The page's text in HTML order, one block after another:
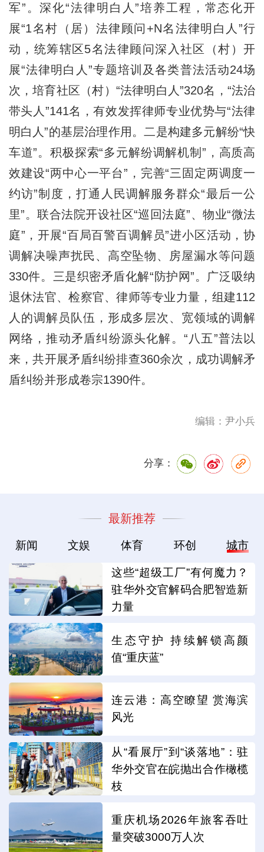
军”。深化“法律明白人”培养工程，常态化开
展“1名村（居）法律顾问+N名法律明白人”行
动，统筹辖区5名法律顾问深入社区（村）开
展“法律明白人”专题培训及各类普法活动24场
次，培育社区（村）“法律明白人”320名，“法治
带头人”141名，有效发挥律师专业优势与“法律
明白人”的基层治理作用。二是构建多元解纷“快
车道”。积极探索“多元解纷调解机制”，高质高
效建设“两中心一平台”，完善“三固定两调度一
约访”制度，打通人民调解服务群众“最后一公
里”。联合法院开设社区“巡回法庭”、物业“微法
庭”，开展“百局百警百调解员”进小区活动，协
调解决噪声扰民、高空坠物、房屋漏水等问题
330件。三是织密矛盾化解“防护网”。广泛吸纳
退休法官、检察官、律师等专业力量，组建112
人的调解员队伍，形成多层次、宽领域的调解
网络，推动矛盾纠纷源头化解。“八五”普法以
来，共开展矛盾纠纷排查360余次，成功调解矛
盾纠纷并形成卷宗1390件。
编辑：尹小兵
分享：
最新推荐
新闻 文娱 体育 环创 城市
这些“超级工厂”有何魔力？
驻华外交官解码合肥智造新
力量
生态守护 持续解锁高颜
值“重庆蓝”
连云港：高空瞭望 赏海滨
风光
从“看展厅”到“谈落地”：驻
华外交官在皖抛出合作橄榄
枝
重庆机场2026年旅客吞吐
量突破3000万人次